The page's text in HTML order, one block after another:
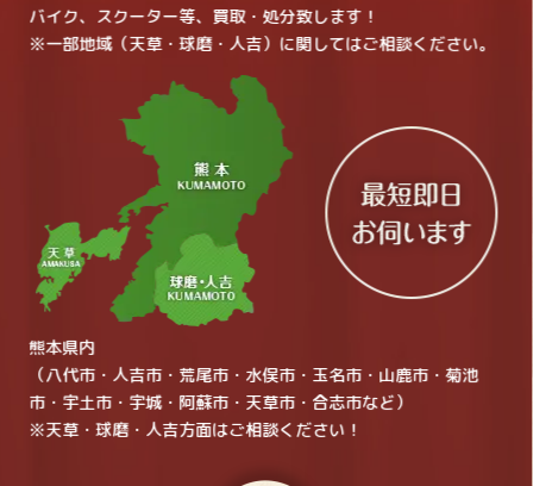
バイク、スクーター等、買取・処分致します！
※一部地域（天草・球磨・人吉）に関してはご相談ください。
熊本県内
（八代市・人吉市・荒尾市・水俣市・玉名市・山鹿市・菊池
市・宇土市・宇城・阿蘇市・天草市・合志市など）
※天草・球磨・人吉方面はご相談ください！